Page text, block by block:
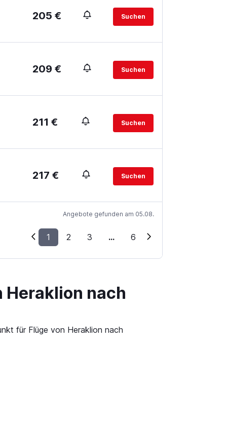
205 € Suchen
209 € Suchen
211 € Suchen
217 € Suchen
Angebote gefunden am 05.08.
1 2 3 ... 6
Heraklion nach
für Flüge von Heraklion nach